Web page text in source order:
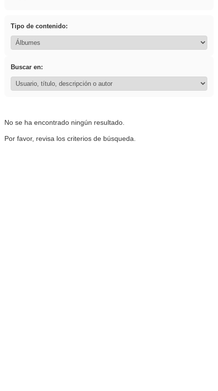
Tipo de contenido:
Buscar en:
No se ha encontrado ningún resultado.
Por favor, revisa los criterios de búsqueda.